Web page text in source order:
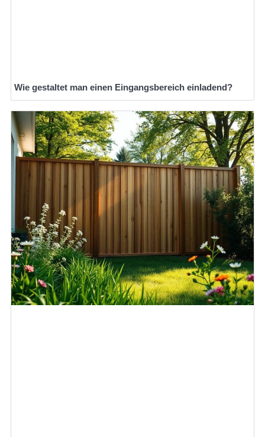
Wie gestaltet man einen Eingangsbereich einladend?